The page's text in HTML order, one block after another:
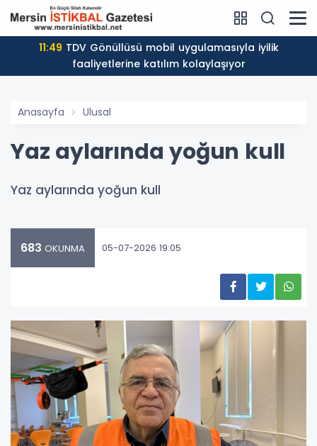
11:49
faaliyetlerine katılım kolaylaşıyor
Anasayfa Ulusal
Yaz aylarında yoğun kull
Yaz aylarında yoğun kull
683 OKUNMA 05-07-2026 19:05